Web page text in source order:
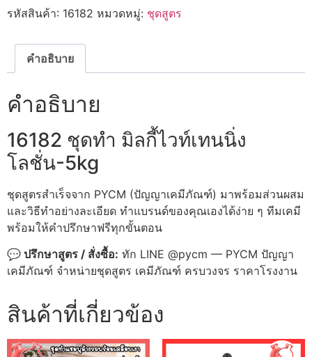
ล
เท
นิ่ง
ชิ้น
รหัสสินค้า: 16182 หมวดหมู่: ชุดสูตร
คำอธิบาย
คำอธิบาย
16182 ชุดทำ มิลกี้ไวท์เทนนิ่ง
โลชั่น-5kg
ชุดสูตรสำเร็จจาก PYCM (ปัญญาเคมีภัณฑ์) มาพร้อมส่วนผสม
และวิธีทำอย่างละเอียด ทำแบรนด์ของคุณเองได้ง่าย ๆ ทีมเคมี
พร้อมให้คำปรึกษาฟรีทุกขั้นตอน
💬 ปรึกษาสูตร / สั่งซื้อ: ทัก LINE @pycm — PYCM ปัญญา
เคมีภัณฑ์ จำหน่ายชุดสูตร เคมีภัณฑ์ ครบวงจร ราคาโรงงาน
สินค้าที่เกี่ยวข้อง